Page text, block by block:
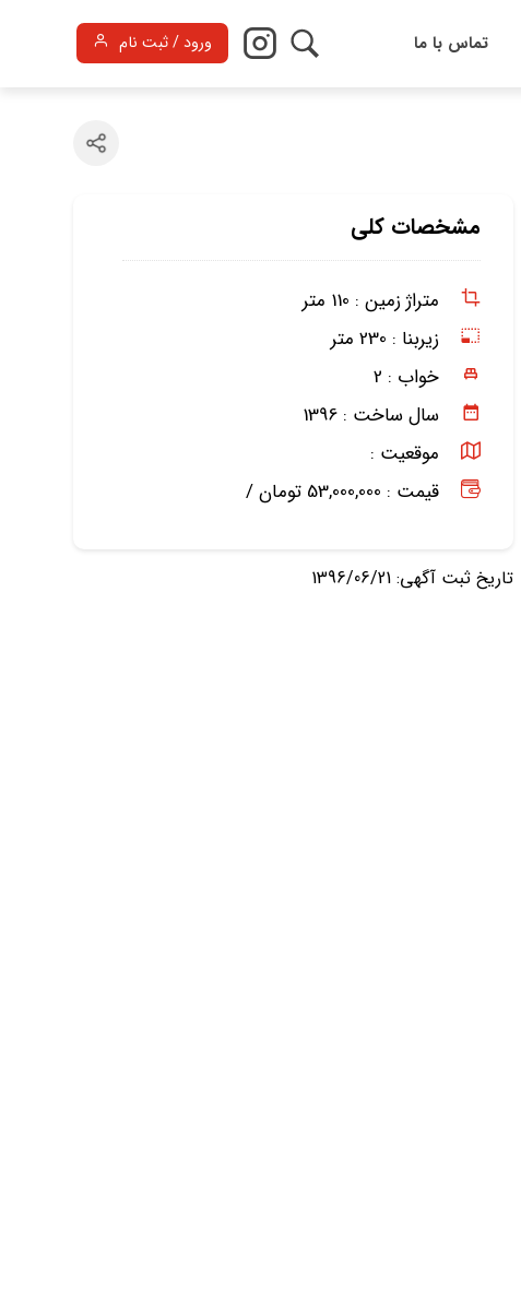
تماس با ما ورود / ثبت نام
مشخصات کلی
متراژ زمین : 110 متر
زیربنا : 230 متر
خواب : 2
سال ساخت : 1396
موقعیت :
قیمت : 53,000,000 تومان /
تاریخ ثبت آگهی: 1396/06/21